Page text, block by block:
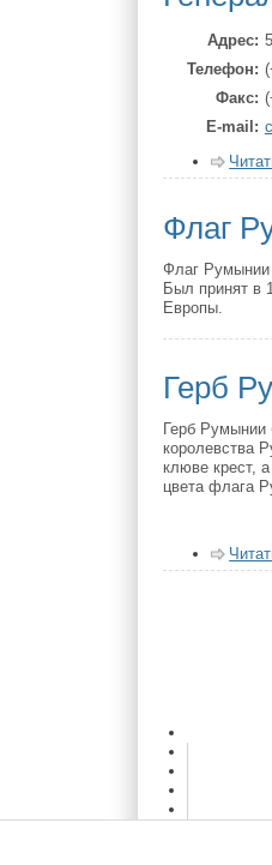
Адрес
Телефон
Факс
Е-mаil
Флаг
Флаг Румынии
Был принят в
Европы.
Герб
Герб Румынии
королевства
клюве крест,
цвета флага